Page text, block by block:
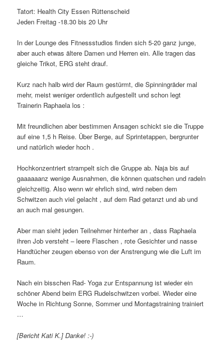
Tatort: Health City Essen Rüttenscheid
Jeden Freitag -18.30 bis 20 Uhr
In der Lounge des Fitnessstudios finden sich 5-20 ganz junge,
aber auch etwas ältere Damen und Herren ein. Alle tragen das
gleiche Trikot, ERG steht drauf.
Kurz nach halb wird der Raum gestürmt, die Spinningräder mal
mehr, meist weniger ordentlich aufgestellt und schon legt
Trainerin Raphaela los :
Mit freundlichen aber bestimmen Ansagen schickt sie die Truppe
auf eine 1,5 h Reise. Über Berge, auf Sprintetappen, bergrunter
und natürlich wieder hoch .
Hochkonzentriert strampelt sich die Gruppe ab. Naja bis auf
gaaaaaanz wenige Ausnahmen, die können quatschen und radeln
gleichzeitig. Also wenn wir ehrlich sind, wird neben dem
Schwitzen auch viel gelacht , auf dem Rad getanzt und ab und
an auch mal gesungen.
Aber man sieht jeden Teilnehmer hinterher an , dass Raphaela
ihren Job versteht – leere Flaschen , rote Gesichter und nasse
Handtücher zeugen ebenso von der Anstrengung wie die Luft im
Raum.
Nach ein bisschen Rad- Yoga zur Entspannung ist wieder ein
schöner Abend beim ERG Rudelschwitzen vorbei. Wieder eine
Woche in Richtung Sonne, Sommer und Montagstraining trainiert
…
[Bericht Kati K.] Danke! :-)